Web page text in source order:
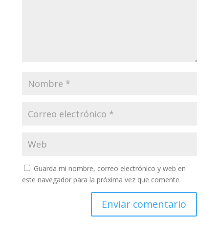
Guarda mi nombre, correo electrónico y web en
este navegador para la próxima vez que comente.